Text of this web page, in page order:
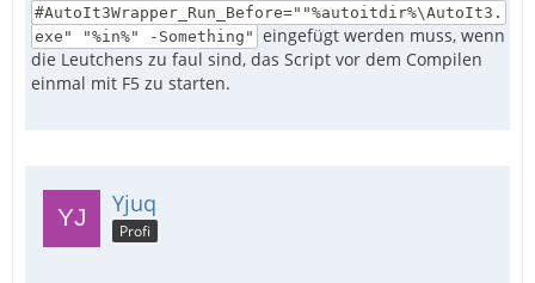
#AutoIt3Wrapper_Run_Before=""%autoitdir%\AutoIt3.
exe" "%in%" -Something" eingefügt werden muss, wenn
die Leutchens zu faul sind, das Script vor dem Compilen
einmal mit F5 zu starten.
Yjuq
Profi